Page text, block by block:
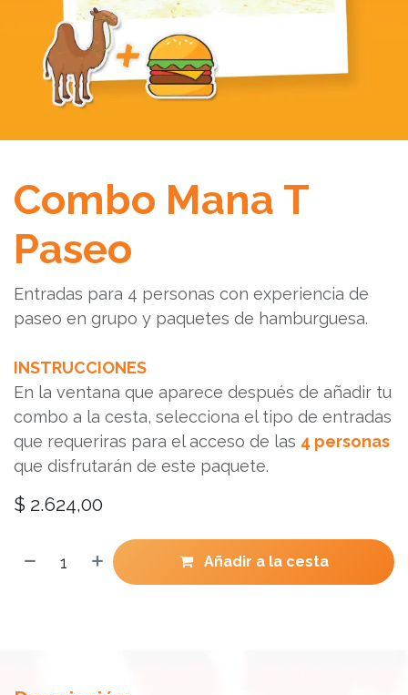
Combo Mana T
Paseo
Entradas para 4 personas con experiencia de
paseo en grupo y paquetes de hamburguesa.
INSTRUCCIONES
En la ventana que aparece después de añadir tu
combo a la cesta, selecciona el tipo de entradas
que requeriras para el acceso de las 4 personas
que disfrutarán de este paquete.
$ 2.624,00
Añadir a la cesta